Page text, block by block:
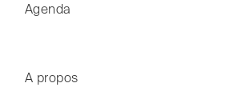
Agenda
A propos